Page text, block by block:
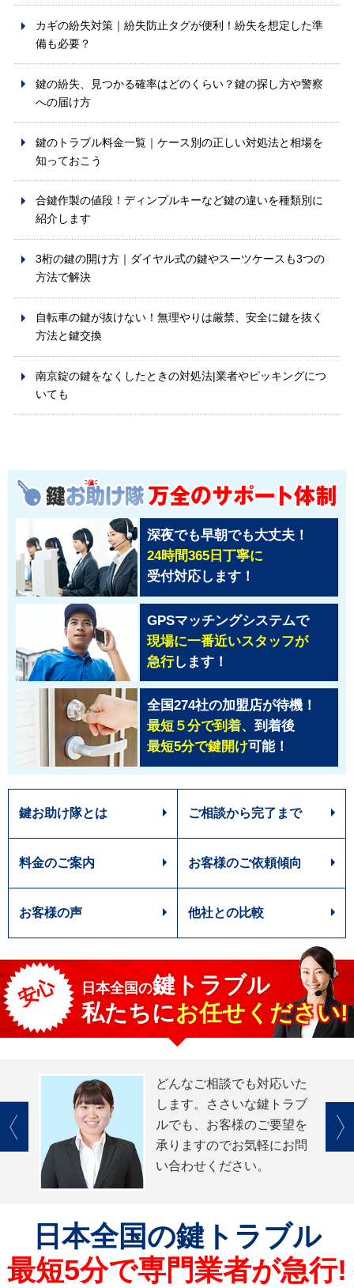
カギの紛失対策｜紛失防止タグが便利！紛失を想定した準
備も必要？
鍵の紛失、見つかる確率はどのくらい？鍵の探し方や警察
への届け方
鍵のトラブル料金一覧｜ケース別の正しい対処法と相場を
知っておこう
合鍵作製の値段！ディンプルキーなど鍵の違いを種類別に
紹介します
3桁の鍵の開け方｜ダイヤル式の鍵やスーツケースも3つの
方法で解決
自転車の鍵が抜けない！無理やりは厳禁、安全に鍵を抜く
方法と鍵交換
南京錠の鍵をなくしたときの対処法|業者やピッキングにつ
いても
深夜でも早朝でも大丈夫！
24時間365日丁寧に
受付対応します！
GPSマッチングシステムで
現場に一番近いスタッフが
急行します！
全国274社の加盟店が待機！
最短５分で到着、到着後
最短5分で鍵開け可能！
鍵お助け隊とは ご相談から完了まで
料金のご案内 お客様のご依頼傾向
お客様の声 他社との比較
安心 日本全国の鍵トラブル
私たちにお任せください!
どんなご相談でも対応いた
します。ささいな鍵トラブ
ルでも、お客様のご要望を
承りますのでお気軽にお問
い合わせください。
日本全国の鍵トラブル
最短5分で専門業者が急行!